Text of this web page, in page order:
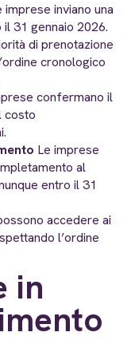
imprese inviano una
31 gennaio 2026.
di prenotazione
cronologico
confermano il
costo
Le imprese
al
entro il 31
accedere ai
l’ordine
in